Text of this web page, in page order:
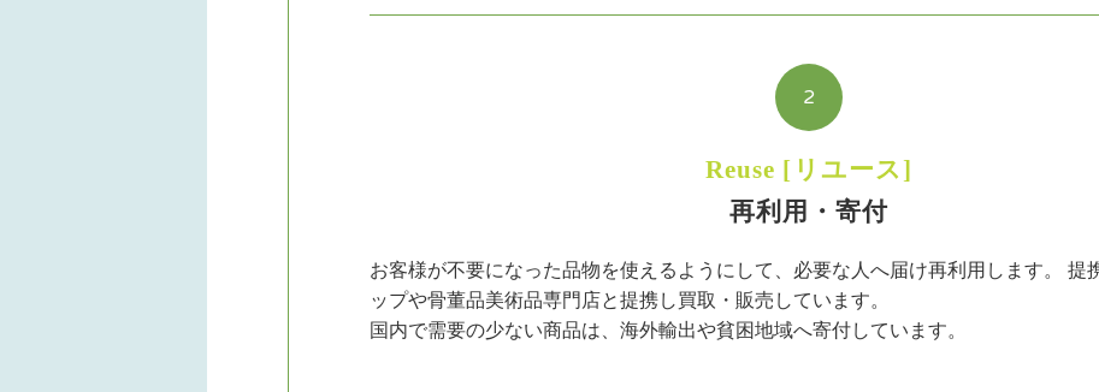
2
Reuse [リユース]
再利用・寄付
お客様が不要になった品物を使えるようにして、必要な人へ届け再利用します。 提
ップや骨董品美術品専門店と提携し買取・販売しています。
国内で需要の少ない商品は、海外輸出や貧困地域へ寄付しています。